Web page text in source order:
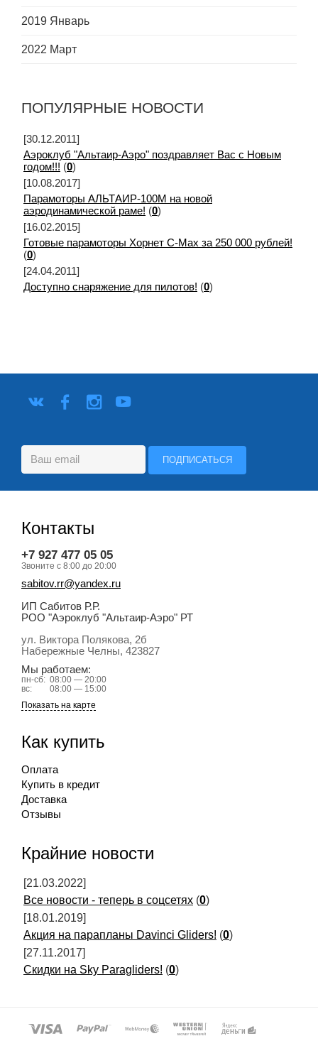
2019 Январь
2022 Март
ПОПУЛЯРНЫЕ НОВОСТИ
[30.12.2011]
Аэроклуб "Альтаир-Аэро" поздравляет Вас с Новым
годом!!! (0)
[10.08.2017]
Парамоторы АЛЬТАИР-100М на новой
аэродинамической раме! (0)
[16.02.2015]
Готовые парамоторы Хорнет C-Max за 250 000 рублей!
(0)
[24.04.2011]
Доступно снаряжение для пилотов! (0)
Контакты
+7 927 477 05 05
Звоните с 8:00 до 20:00
sabitov.rr@yandex.ru
ИП Сабитов Р.Р.
РОО "Аэроклуб "Альтаир-Аэро" РТ
ул. Виктора Полякова, 2б
Набережные Челны, 423827
Мы работаем:
пн-сб: 08:00 — 20:00
вс:
08:00 — 15:00
Показать на карте
Как купить
Оплата
Купить в кредит
Доставка
Отзывы
Крайние новости
[21.03.2022]
Все новости - теперь в соцсетях (0)
[18.01.2019]
Акция на парапланы Davinci Gliders! (0)
[27.11.2017]
Скидки на Sky Paragliders! (0)